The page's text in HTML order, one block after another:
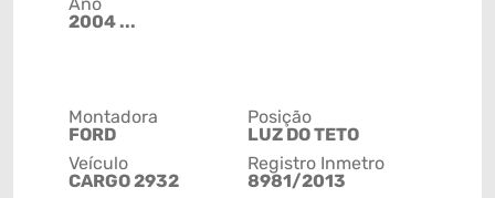
Ano
2004 ...
Montadora
FORD
Veículo
CARGO 2932
Posição
LUZ DO TETO
Registro Inmetro
8981/2013